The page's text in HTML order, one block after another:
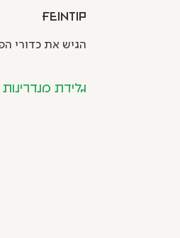
FEINTIP
הגיש את כדורי
גלידת מנדרינות